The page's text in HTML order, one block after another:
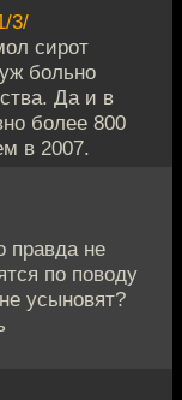
3/
сирот
больно
Да и в
более 800
в 2007.
правда не
по поводу
усыновят?